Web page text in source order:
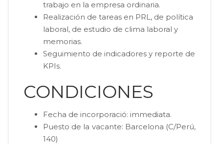
trabajo en la empresa ordinaria.
Realización de tareas en PRL, de política
laboral, de estudio de clima laboral y
memorias.
Seguimiento de indicadores y reporte de
KPIs.
CONDICIONES
Fecha de incorporació: immediata.
Puesto de la vacante: Barcelona (C/Perú,
140)